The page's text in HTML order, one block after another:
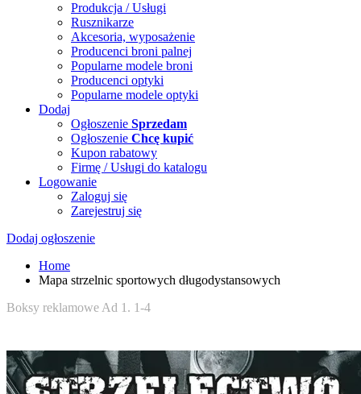
Produkcja / Usługi
Rusznikarze
Akcesoria, wyposażenie
Producenci broni palnej
Popularne modele broni
Producenci optyki
Popularne modele optyki
Dodaj
Ogłoszenie Sprzedam
Ogłoszenie Chcę kupić
Kupon rabatowy
Firmę / Usługi do katalogu
Logowanie
Zaloguj się
Zarejestruj się
Dodaj ogłoszenie
Home
Mapa strzelnic sportowych długodystansowych
Boksy reklamowe Ad 1. 1-4